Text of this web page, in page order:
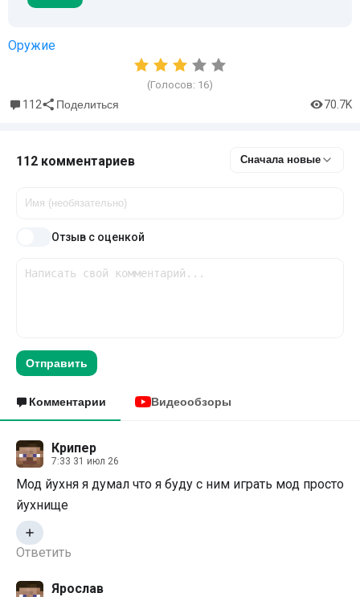
Оружие
(Голосов: 16)
112 Поделиться 70.7K
112 комментариев Сначала новые
Отзыв с оценкой
Отправить
Комментарии Видеообзоры
Крипер
7:33 31 июл 26
Мод йухня я думал что я буду с ним играть мод просто
йухнище
Ответить
Ярослав